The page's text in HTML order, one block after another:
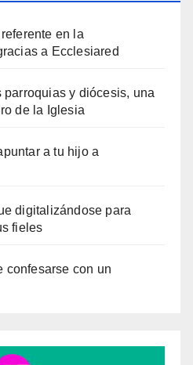
en la
a Ecclesiared
y diócesis, una
de la Iglesia
a tu hijo a
digitalizándose para
fieles
confesarse con un